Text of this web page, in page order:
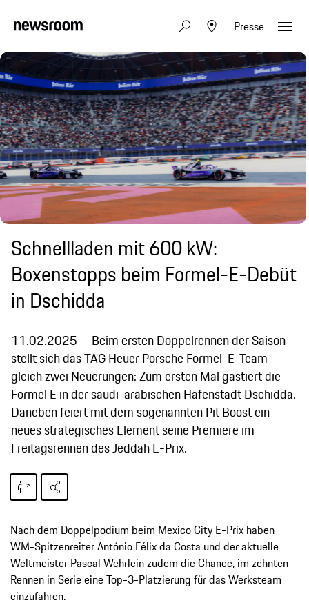
Presse
Schnellladen mit 600 kW:
Boxenstopps beim Formel-E-Debüt
in Dschidda
11.02.2025
Beim ersten Doppelrennen der Saison
stellt sich das TAG Heuer Porsche Formel-E-Team
gleich zwei Neuerungen: Zum ersten Mal gastiert die
Formel E in der saudi-arabischen Hafenstadt Dschidda.
Daneben feiert mit dem sogenannten Pit Boost ein
neues strategisches Element seine Premiere im
Freitagsrennen des Jeddah E-Prix.
Nach dem Doppelpodium beim Mexico City E-Prix haben
WM-Spitzenreiter António Félix da Costa und der aktuelle
Weltmeister Pascal Wehrlein zudem die Chance, im zehnten
Rennen in Serie eine Top-3-Platzierung für das Werksteam
einzufahren.